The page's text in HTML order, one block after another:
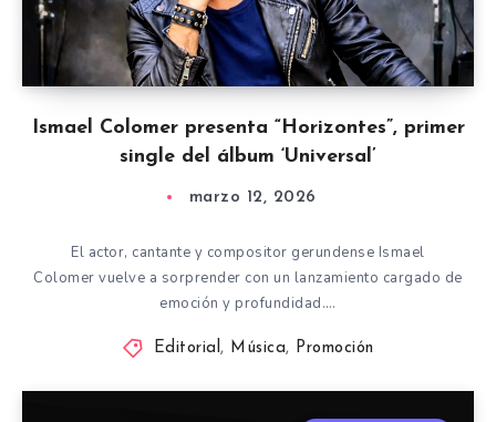
Ismael Colomer presenta “Horizontes”, primer
single del álbum ‘Universal’
marzo 12, 2026
El actor, cantante y compositor gerundense Ismael
Colomer vuelve a sorprender con un lanzamiento cargado de
emoción y profundidad….
Editorial, Música, Promoción